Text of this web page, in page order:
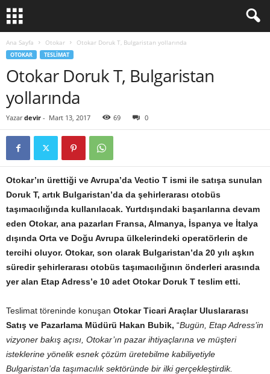
Ana Sayfa Otokar Otokar Doruk T, Bulgaristan yollarında
OTOKAR TESLIMAT
Otokar Doruk T, Bulgaristan
yollarında
Yazar devir - Mart 13, 2017 69 0
Otokar’ın ürettiği ve Avrupa’da Vectio T ismi ile satışa sunulan
Doruk T, artık Bulgaristan’da da şehirlerarası otobüs
taşımacılığında kullanılacak. Yurtdışındaki başarılarına devam
eden Otokar, ana pazarları Fransa, Almanya, İspanya ve İtalya
dışında Orta ve Doğu Avrupa ülkelerindeki operatörlerin de
tercihi oluyor. Otokar, son olarak Bulgaristan’da 20 yılı aşkın
süredir şehirlerarası otobüs taşımacılığının önderleri arasında
yer alan Etap Adress’e 10 adet Otokar Doruk T teslim etti.
Teslimat töreninde konuşan Otokar Ticari Araçlar Uluslararası
Satış ve Pazarlama Müdürü Hakan Bubik, “Bugün, Etap Adress’in
vizyoner bakış açısı, Otokar’ın pazar ihtiyaçlarına ve müşteri
isteklerine yönelik esnek çözüm üretebilme kabiliyetiyle
Bulgaristan’da taşımacılık sektöründe bir ilki gerçekleştirdik.